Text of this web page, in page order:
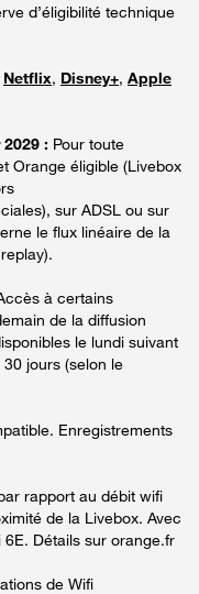
d’éligibilité technique
Netflix, Disney+, Apple
: Pour toute
Orange éligible (Livebox
sur ADSL ou sur
le flux linéaire de la
à certains
de la diffusion
le lundi suivant
jours (selon le
Enregistrements
rapport au débit wifi
de la Livebox. Avec
Détails sur orange.fr
de Wifi